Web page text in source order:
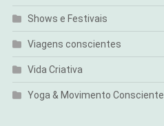
Shows e Festivais
Viagens conscientes
Vida Criativa
Yoga & Movimento Consciente